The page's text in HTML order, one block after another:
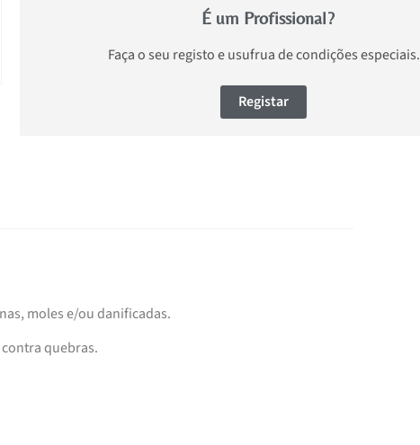
É um Profissional?
Faça o seu registo e usufrua de condições especiais.
Registar
moles e/ou danificadas.
quebras.